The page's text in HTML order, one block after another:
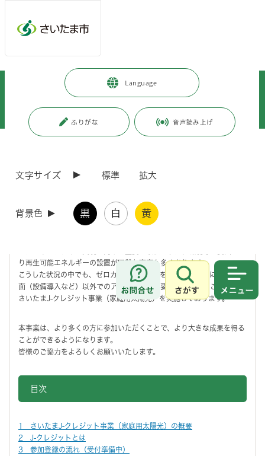
Language
ふりがな 音声読み上げ
文字サイズ 標準 拡大
背景色 黒 白 黄
お問合せ
さがす
暮らし・手続き > 環境保全
ゼロカーボン推進（地球温暖化対策）
集します
【受付準備中】さいたまJ-クレジット事業（家庭用
さいたま市では、2050年二酸化炭素排出実質ゼロ（ゼロカーボンシテ
ィ）の実現に向けて、様々な取組を推進しております。
り再生可能エネルギーの設置が困難な事案も多くあります。
こうした状況の中でも、ゼロカーボンシティを実現するために、ハード
面（設備導入など）以外でのアプローチも必要となっていることから、
さいたまJ-クレジット事業（家庭用太陽光）を実施しております。
本事業は、より多くの方に参加いただくことで、より大きな成果を得る
ことができるようになります。
皆様のご協力をよろしくお願いいたします。
目次
1 さいたまJ-クレジット事業（家庭用太陽光）の概要
2 J-クレジットとは
3 参加登録の流れ（受付準備中）